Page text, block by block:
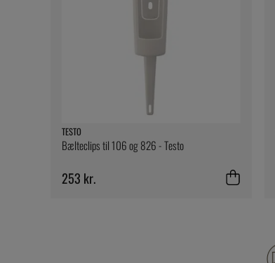
TESTO
Bælteclips til 106 og 826 - Testo
253 kr.